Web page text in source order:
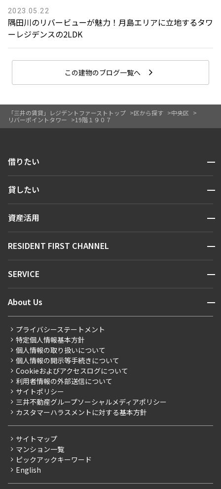
「三井の賃貸」レジデントファーストトップ 区から探す
中央区
リバーポイントタワー
19階１９０７
2023.05.22
隅田川のリバービューが魅力！月島エリアに立地するタワ
ーレジデンスの2LDK
この建物のブログ一覧へ
借りたい 開閉
人気エリアから探す
新着情報から探す
新着募集情報
こだわりから探す
こだわり一覧
プレミアムマンション
新築
当社限定（港区・渋谷区）
当社限定（港区・渋谷区以外）
三井不動産企画
賃料改定
フリーレント
ペット可
貸したい 開閉
お問い合わせ
資産活用 開閉
お問い合わせ
RESIDENT FIRST CHANNEL 開閉
マンションレポート
住まいのコラム
SERVICE 開閉
会員ページ
ご入居・提携サービス
お部屋探しからご契約まで
よくあるご質問
社宅紹介
【仲介会社様向け】当社仲介事業部取り扱い物件入居申込
About Us 開閉
会社情報
事業案内
採用情報
ニュースリリース
お問い合わせ
プライバシーステートメント
特定個人情報基本方針
個人情報の取り扱いについて
個人情報の開示等手続きについて
Cookieおよびアクセスログについて
利用者情報の外部送信について
サイトポリシー
三井不動産グループソーシャルメディアポリシー
カスタマーハラスメントに対する基本方針
サイトマップ
マンション一覧
ピックアックキーワード
English